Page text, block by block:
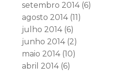
setembro 2014(6)
agosto 2014(11)
julho 2014(6)
junho 2014(2)
maio 2014(10)
abril 2014(6)